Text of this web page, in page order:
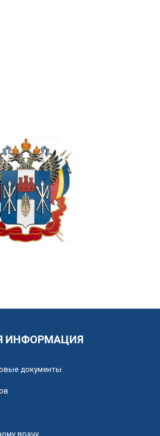
ИНФОРМАЦИЯ
документы
врачу